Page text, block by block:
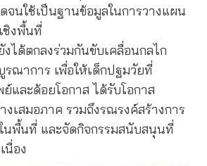
จนใช้เป็นฐานข้อมูลในการวางแผน
งพื้นที่
ได้ตกลงร่วมกันขับเคลื่อนกลไก
รณาการ เพื่อให้เด็กปฐมวัยที่
และด้อยโอกาส ได้รับโอกาส
เสมอภาค รวมถึงรณรงค์สร้างการ
นพื้นที่ และจัดกิจกรรมสนับสนุนที่
นื่อง